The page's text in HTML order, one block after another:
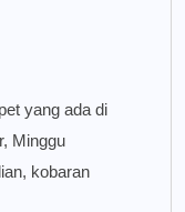
yang ada di
Minggu
kobaran